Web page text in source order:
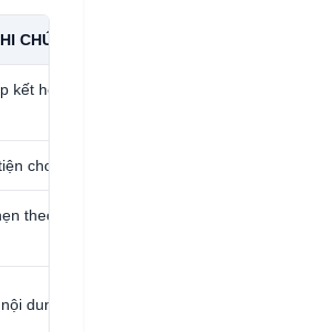
CHÚ
kết hợp trải nghiệm và gắn kết
cho đoàn trường.
theo kế hoạch của nhà
dung theo cấp học.